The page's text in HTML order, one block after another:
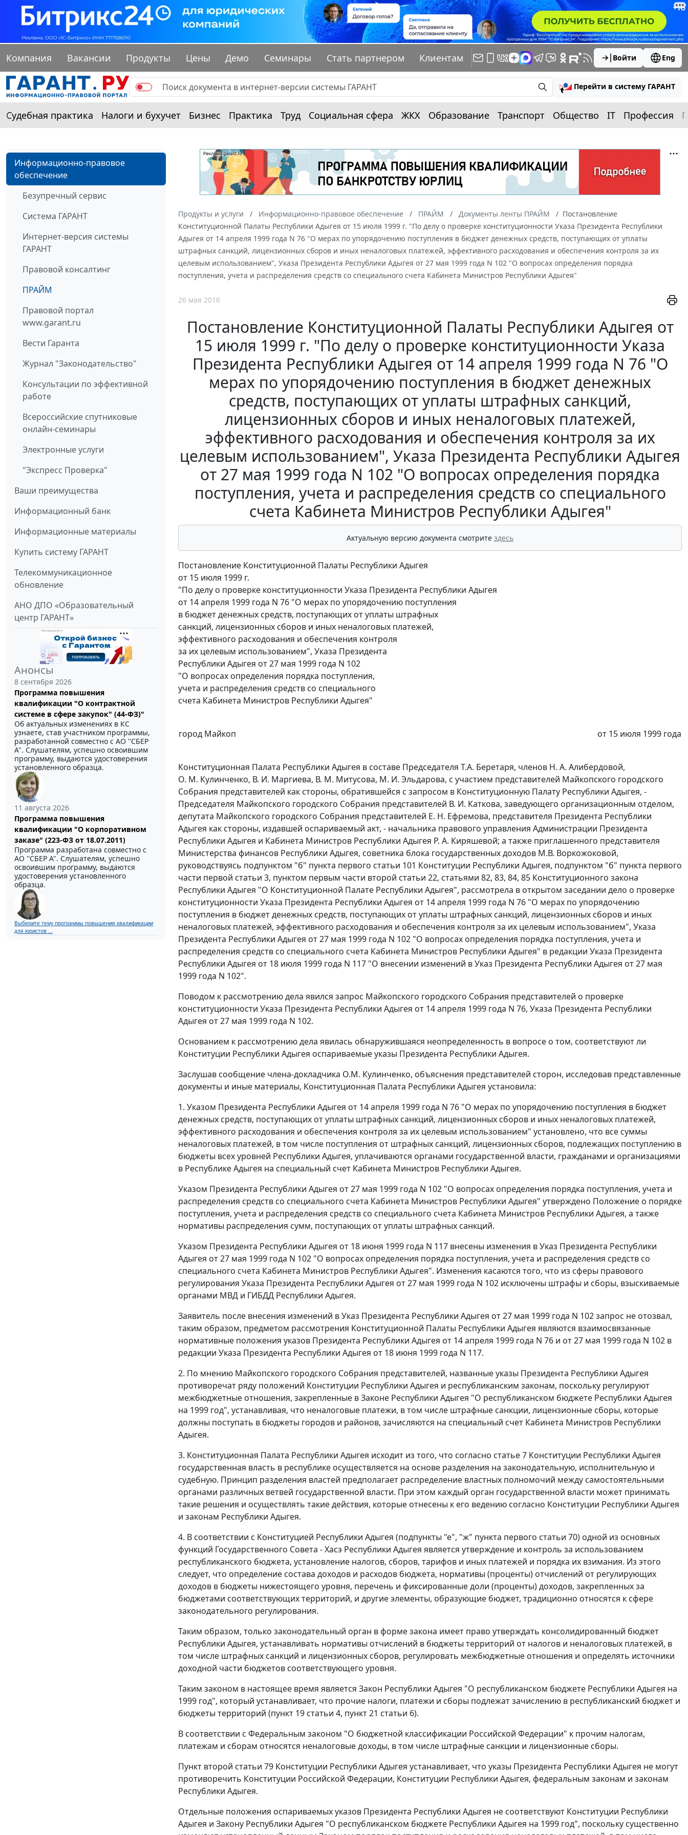
Компания Вакансии Продукты Цены Демо Семинары Стать партнером Клиентам Войти Eng
Перейти в систему ГАРАНТ
Судебная практика Налоги и бухучет Бизнес Практика Труд Социальная сфера ЖКХ Образование Транспорт Общество IT Профессия
Информационно-правовое
обеспечение
Безупречный сервис
Система ГАРАНТ
Интернет-версия системы
ГАРАНТ
Правовой консалтинг
ПРАЙМ
Правовой портал
www.garant.ru
Вести Гаранта
Журнал "Законодательство"
Консультации по эффективной
работе
Всероссийские спутниковые
онлайн-семинары
Электронные услуги
"Экспресс Проверка"
Ваши преимущества
Информационный банк
Информационные материалы
Купить систему ГАРАНТ
Телекоммуникационное
обновление
АНО ДПО «Образовательный
центр ГАРАНТ»
Анонсы
8 сентября 2026
Программа повышения
квалификации "О контрактной
системе в сфере закупок" (44-ФЗ)"
Об актуальных изменениях в КС
узнаете, став участником программы,
разработанной совместно с АО ''СБЕР
А". Слушателям, успешно освоившим
программу, выдаются удостоверения
установленного образца.
11 августа 2026
Программа повышения
квалификации "О корпоративном
заказе" (223-ФЗ от 18.07.2011)
Программа разработана совместно с
АО ''СБЕР А". Слушателям, успешно
освоившим программу, выдаются
удостоверения установленного
образца.
Выберите тему программы повышения квалификации
для юристов ...
Продукты и услуги Информационно-правовое обеспечение ПРАЙМ Документы ленты ПРАЙМ
Постановление
Конституционной Палаты Республики Адыгея от 15 июля 1999 г. "По делу о проверке конституционности Указа Президента Республики
Адыгея от 14 апреля 1999 года N 76 "О мерах по упорядочению поступления в бюджет денежных средств, поступающих от уплаты
штрафных санкций, лицензионных сборов и иных неналоговых платежей, эффективного расходования и обеспечения контроля за их
целевым использованием", Указа Президента Республики Адыгея от 27 мая 1999 года N 102 "О вопросах определения порядка
поступления, учета и распределения средств со специального счета Кабинета Министров Республики Адыгея"
26 мая 2016
Постановление Конституционной Палаты Республики Адыгея от
15 июля 1999 г. "По делу о проверке конституционности Указа
Президента Республики Адыгея от 14 апреля 1999 года N 76 "О
мерах по упорядочению поступления в бюджет денежных
средств, поступающих от уплаты штрафных санкций,
лицензионных сборов и иных неналоговых платежей,
эффективного расходования и обеспечения контроля за их
целевым использованием", Указа Президента Республики Адыгея
от 27 мая 1999 года N 102 "О вопросах определения порядка
поступления, учета и распределения средств со специального
счета Кабинета Министров Республики Адыгея"
Актуальную версию документа смотрите здесь
Постановление Конституционной Палаты Республики Адыгея
от 15 июля 1999 г.
"По делу о проверке конституционности Указа Президента Республики Адыгея
от 14 апреля 1999 года N 76 "О мерах по упорядочению поступления
в бюджет денежных средств, поступающих от уплаты штрафных
санкций, лицензионных сборов и иных неналоговых платежей,
эффективного расходования и обеспечения контроля
за их целевым использованием", Указа Президента
Республики Адыгея от 27 мая 1999 года N 102
"О вопросах определения порядка поступления,
учета и распределения средств со специального
счета Кабинета Министров Республики Адыгея"
город Майкоп от 15 июля 1999 года
Конституционная Палата Республики Адыгея в составе Председателя Т.А. Беретаря, членов Н. А. Алибердовой,
О. М. Кулинченко, В. И. Маргиева, В. М. Митусова, М. И. Эльдарова, с участием представителей Майкопского городского
Собрания представителей как стороны, обратившейся с запросом в Конституционную Палату Республики Адыгея, -
Председателя Майкопского городского Собрания представителей В. И. Каткова, заведующего организационным отделом,
депутата Майкопского городского Собрания представителей Е. Н. Ефремова, представителя Президента Республики
Адыгея как стороны, издавшей оспариваемый акт, - начальника правового управления Администрации Президента
Республики Адыгея и Кабинета Министров Республики Адыгея Р. А. Киряшевой; а также приглашенного представителя
Министерства финансов Республики Адыгея, советника блока государственных доходов М.В. Воркожоковой,
руководствуясь подпунктом "б" пункта первого статьи 101 Конституции Республики Адыгея, подпунктом "б" пункта первого
части первой статьи 3, пунктом первым части второй статьи 22, статьями 82, 83, 84, 85 Конституционного закона
Республики Адыгея "О Конституционной Палате Республики Адыгея", рассмотрела в открытом заседании дело о проверке
конституционности Указа Президента Республики Адыгея от 14 апреля 1999 года N 76 "О мерах по упорядочению
поступления в бюджет денежных средств, поступающих от уплаты штрафных санкций, лицензионных сборов и иных
неналоговых платежей, эффективного расходования и обеспечения контроля за их целевым использованием", Указа
Президента Республики Адыгея от 27 мая 1999 года N 102 "О вопросах определения порядка поступления, учета и
распределения средств со специального счета Кабинета Министров Республики Адыгея" в редакции Указа Президента
Республики Адыгея от 18 июля 1999 года N 117 "О внесении изменений в Указ Президента Республики Адыгея от 27 мая
1999 года N 102".
Поводом к рассмотрению дела явился запрос Майкопского городского Собрания представителей о проверке
конституционности Указа Президента Республики Адыгея от 14 апреля 1999 года N 76, Указа Президента Республики
Адыгея от 27 мая 1999 года N 102.
Основанием к рассмотрению дела явилась обнаружившаяся неопределенность в вопросе о том, соответствуют ли
Конституции Республики Адыгея оспариваемые указы Президента Республики Адыгея.
Заслушав сообщение члена-докладчика О.М. Кулинченко, объяснения представителей сторон, исследовав представленные
документы и иные материалы, Конституционная Палата Республики Адыгея установила:
1. Указом Президента Республики Адыгея от 14 апреля 1999 года N 76 "О мерах по упорядочению поступления в бюджет
денежных средств, поступающих от уплаты штрафных санкций, лицензионных сборов и иных неналоговых платежей,
эффективного расходования и обеспечения контроля за их целевым использованием" установлено, что все суммы
неналоговых платежей, в том числе поступления от штрафных санкций, лицензионных сборов, подлежащих поступлению в
бюджеты всех уровней Республики Адыгея, уплачиваются органами государственной власти, гражданами и организациями
в Республике Адыгея на специальный счет Кабинета Министров Республики Адыгея.
Указом Президента Республики Адыгея от 27 мая 1999 года N 102 "О вопросах определения порядка поступления, учета и
распределения средств со специального счета Кабинета Министров Республики Адыгея" утверждено Положение о порядке
поступления, учета и распределения средств со специального счета Кабинета Министров Республики Адыгея, а также
нормативы распределения сумм, поступающих от уплаты штрафных санкций.
Указом Президента Республики Адыгея от 18 июня 1999 года N 117 внесены изменения в Указ Президента Республики
Адыгея от 27 мая 1999 года N 102 "О вопросах определения порядка поступления, учета и распределения средств со
специального счета Кабинета Министров Республики Адыгея". Изменения касаются того, что из сферы правового
регулирования Указа Президента Республики Адыгея от 27 мая 1999 года N 102 исключены штрафы и сборы, взыскиваемые
органами МВД и ГИБДД Республики Адыгея.
Заявитель после внесения изменений в Указ Президента Республики Адыгея от 27 мая 1999 года N 102 запрос не отозвал,
таким образом, предметом рассмотрения Конституционной Палаты Республики Адыгея являются взаимосвязанные
нормативные положения указов Президента Республики Адыгея от 14 апреля 1999 года N 76 и от 27 мая 1999 года N 102 в
редакции Указа Президента Республики Адыгея от 18 июня 1999 года N 117.
2. По мнению Майкопского городского Собрания представителей, названные указы Президента Республики Адыгея
противоречат ряду положений Конституции Республики Адыгея и республиканским законам, поскольку регулируют
межбюджетные отношения, закрепленные в Законе Республики Адыгея "О республиканском бюджете Республики Адыгея
на 1999 год", устанавливая, что неналоговые платежи, в том числе штрафные санкции, лицензионные сборы, которые
должны поступать в бюджеты городов и районов, зачисляются на специальный счет Кабинета Министров Республики
Адыгея.
3. Конституционная Палата Республики Адыгея исходит из того, что согласно статье 7 Конституции Республики Адыгея
государственная власть в республике осуществляется на основе разделения на законодательную, исполнительную и
судебную. Принцип разделения властей предполагает распределение властных полномочий между самостоятельными
органами различных ветвей государственной власти. При этом каждый орган государственной власти может принимать
такие решения и осуществлять такие действия, которые отнесены к его ведению согласно Конституции Республики Адыгея
и законам Республики Адыгея.
4. В соответствии с Конституцией Республики Адыгея (подпункты "е", "ж" пункта первого статьи 70) одной из основных
функций Государственного Совета - Хасэ Республики Адыгея является утверждение и контроль за использованием
республиканского бюджета, установление налогов, сборов, тарифов и иных платежей и порядка их взимания. Из этого
следует, что определение состава доходов и расходов бюджета, нормативы (проценты) отчислений от регулирующих
доходов в бюджеты нижестоящего уровня, перечень и фиксированные доли (проценты) доходов, закрепленных за
бюджетами соответствующих территорий, и другие элементы, образующие бюджет, традиционно относятся к сфере
законодательного регулирования.
Таким образом, только законодательный орган в форме закона имеет право утверждать консолидированный бюджет
Республики Адыгея, устанавливать нормативы отчислений в бюджеты территорий от налогов и неналоговых платежей, в
том числе штрафных санкций и лицензионных сборов, регулировать межбюджетные отношения и определять источники
доходной части бюджетов соответствующего уровня.
Таким законом в настоящее время является Закон Республики Адыгея "О республиканском бюджете Республики Адыгея на
1999 год", который устанавливает, что прочие налоги, платежи и сборы подлежат зачислению в республиканский бюджет и
бюджеты территорий (пункт 19 статьи 4, пункт 21 статьи 6).
В соответствии с Федеральным законом "О бюджетной классификации Российской Федерации" к прочим налогам,
платежам и сборам относятся неналоговые доходы, в том числе штрафные санкции и лицензионные сборы.
Пункт второй статьи 79 Конституции Республики Адыгея устанавливает, что указы Президента Республики Адыгея не могут
противоречить Конституции Российской Федерации, Конституции Республики Адыгея, федеральным законам и законам
Республики Адыгея.
Отдельные положения оспариваемых указов Президента Республики Адыгея не соответствуют Конституции Республики
Адыгея и Закону Республики Адыгея "О республиканском бюджете Республики Адыгея на 1999 год", поскольку существенно